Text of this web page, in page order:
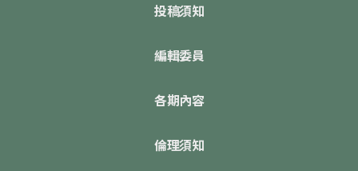
投稿須知
編輯委員
各期內容
倫理須知